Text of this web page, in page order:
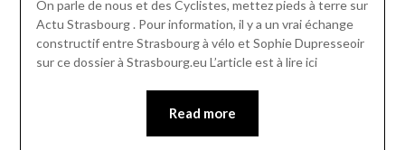
On parle de nous et des Cyclistes, mettez pieds à terre sur
Actu Strasbourg . Pour information, il y a un vrai échange
constructif entre Strasbourg à vélo et Sophie Dupresseoir
sur ce dossier à Strasbourg.eu L’article est à lire ici
Read more